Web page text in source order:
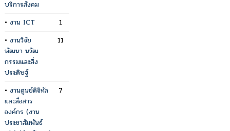
บริการสังคม
• งาน ICT
1
• งานวิจัย
พัฒนา นวัฒ
กรรมและสิ่ง
ประดิษฐ์
11
• งานศูนย์ดิจิทัล
และสื่อสาร
องค์กร (งาน
ประชาสัมพันธ์
7